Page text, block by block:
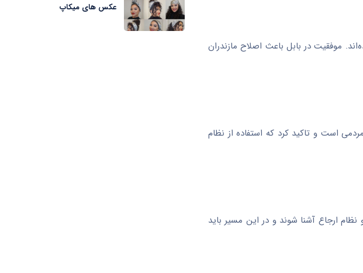
موفقیت در بابل باعث اصلاح مازندران
مردمی است و تاکید کرد که استفاده از نظام
ارجاع آشنا شوند و در این مسیر باید
عکس های میکاپ